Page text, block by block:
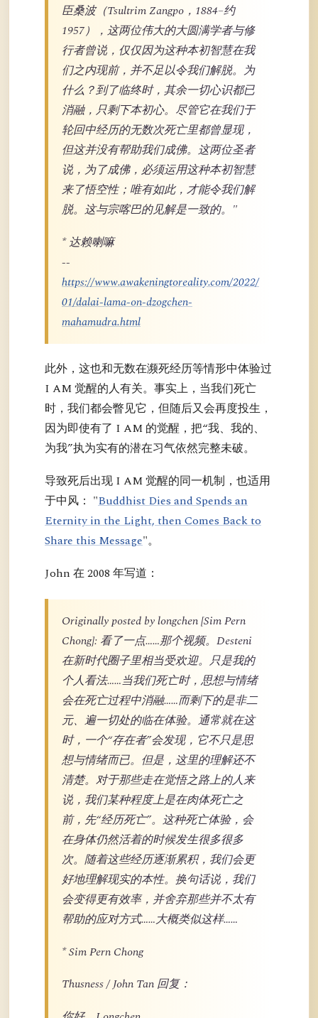
臣桑波（Tsultrim Zangpo，1884–约
1957），这两位伟大的大圆满学者与修
行者曾说，仅仅因为这种本初智慧在我
们之内现前，并不足以令我们解脱。为
什么？到了临终时，其余一切心识都已
消融，只剩下本初心。尽管它在我们于
轮回中经历的无数次死亡里都曾显现，
但这并没有帮助我们成佛。这两位圣者
说，为了成佛，必须运用这种本初智慧
来了悟空性；唯有如此，才能令我们解
脱。这与宗喀巴的见解是一致的。"
* 达赖喇嘛
--
https://www.awakeningtoreality.com/2022/
01/dalai-lama-on-dzogchen-
mahamudra.html
此外，这也和无数在濒死经历等情形中体验过
I AM 觉醒的人有关。事实上，当我们死亡
时，我们都会瞥见它，但随后又会再度投生，
因为即使有了 I AM 的觉醒，把“我、我的、
为我”执为实有的潜在习气依然完整未破。
导致死后出现 I AM 觉醒的同一机制，也适用
于中风： "Buddhist Dies and Spends an
Eternity in the Light, then Comes Back to
Share this Message"。
John 在 2008 年写道：
Originally posted by longchen [Sim Pern
Chong]: 看了一点……那个视频。Desteni
在新时代圈子里相当受欢迎。只是我的
个人看法……当我们死亡时，思想与情绪
会在死亡过程中消融……而剩下的是非二
元、遍一切处的临在体验。通常就在这
时，一个“存在者”会发现，它不只是思
想与情绪而已。但是，这里的理解还不
清楚。对于那些走在觉悟之路上的人来
说，我们某种程度上是在肉体死亡之
前，先“经历死亡”。这种死亡体验，会
在身体仍然活着的时候发生很多很多
次。随着这些经历逐渐累积，我们会更
好地理解现实的本性。换句话说，我们
会变得更有效率，并舍弃那些并不太有
帮助的应对方式……大概类似这样……
* Sim Pern Chong
Thusness / John Tan 回复：